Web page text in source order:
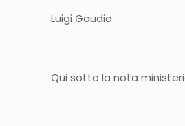
Luigi Gaudio
Qui sotto la nota